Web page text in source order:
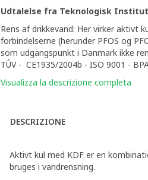
Udtalelse fra Teknologisk
Rens af drikkevand: Her virker aktivt
forbindelserne (herunder PFOS og
som udgangspunkt i Danmark ikke
TÛV - CE1935/2004b - ISO 9001 -
Visualizza la descrizione completa
DESCRIZIONE
Aktivt kul med KDF er en
bruges i vandrensning.